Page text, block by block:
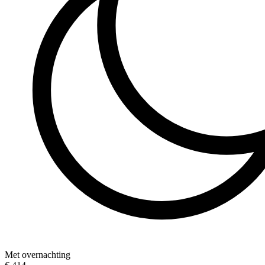
Met overnachting